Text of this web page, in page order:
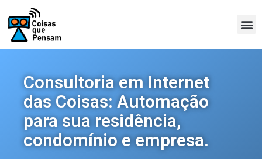
Consultoria em Internet
das Coisas: Automação
para sua residência,
condomínio e empresa.